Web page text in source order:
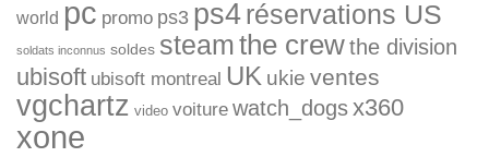
world pc promo ps3 ps4réservations US
soldats inconnus soldes steamthe crewthe division
ubisoft ubisoft montreal UK ukie ventes
vgchartz video voiture watch_dogsx360
xone